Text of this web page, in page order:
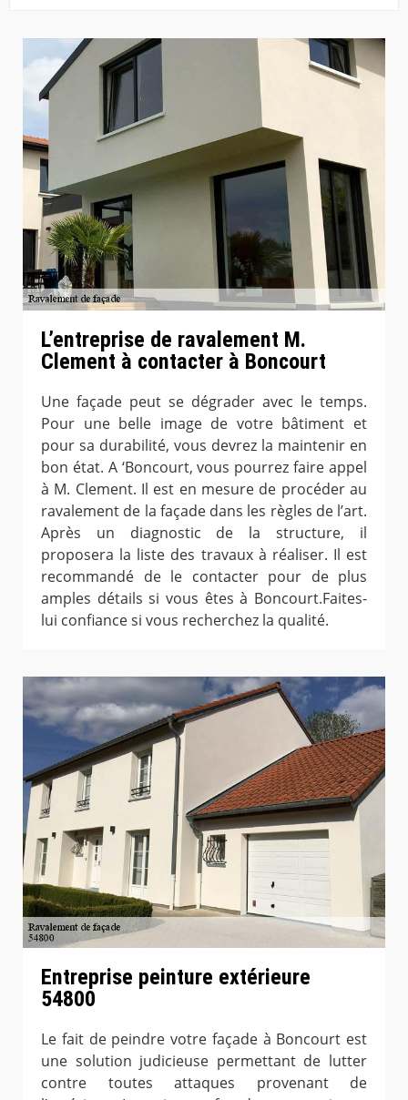
L’entreprise de ravalement M.
Clement à contacter à Boncourt
Une façade peut se dégrader avec le temps.
Pour une belle image de votre bâtiment et
pour sa durabilité, vous devrez la maintenir en
bon état. A ‘Boncourt, vous pourrez faire appel
à M. Clement. Il est en mesure de procéder au
ravalement de la façade dans les règles de l’art.
Après un diagnostic de la structure, il
proposera la liste des travaux à réaliser. Il est
recommandé de le contacter pour de plus
amples détails si vous êtes à Boncourt.Faites-
lui confiance si vous recherchez la qualité.
Entreprise peinture extérieure
54800
Le fait de peindre votre façade à Boncourt est
une solution judicieuse permettant de lutter
contre toutes attaques provenant de